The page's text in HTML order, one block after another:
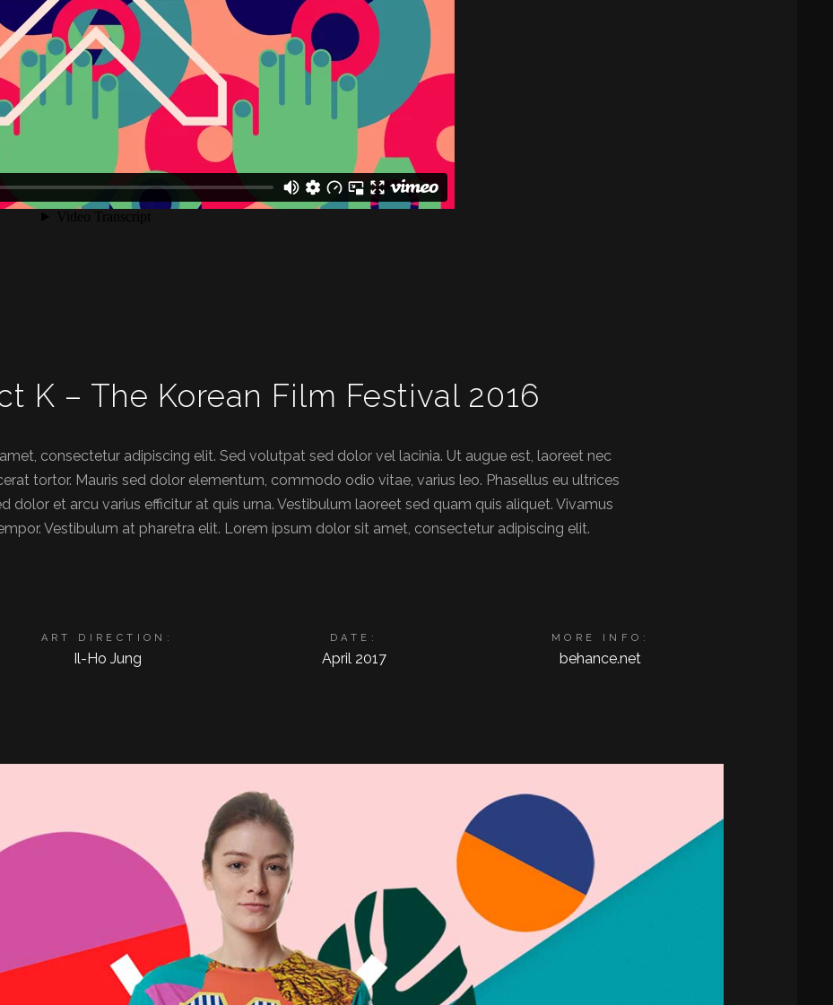
K – The Korean Film Festival 2016
consectetur adipiscing elit. Sed volutpat sed dolor vel lacinia. Ut augue est, laoreet nec
tortor. Mauris sed dolor elementum, commodo odio vitae, varius leo. Phasellus eu ultrices
dolor et arcu varius efficitur at quis urna. Vestibulum laoreet sed quam quis aliquet. Vivamus
Vestibulum at pharetra elit. Lorem ipsum dolor sit amet, consectetur adipiscing elit.
ART DIRECTION:
Il-Ho Jung
DATE:
April 2017
MORE INFO:
behance.net